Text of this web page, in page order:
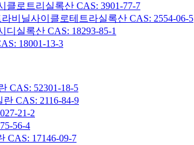
클로트리실록산 CAS: 3901-77-7
비닐사이클로테트라실록산 CAS: 2554-06-5
디실록산 CAS: 18293-85-1
18001-13-3
CAS: 52301-18-5
CAS: 2116-84-9
21-2
56-4
CAS: 17146-09-7